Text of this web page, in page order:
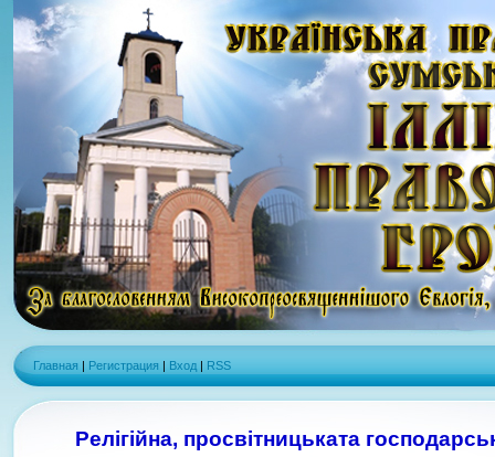
Главная | Регистрация | Вход | RSS
Релігійна, просвітницьката